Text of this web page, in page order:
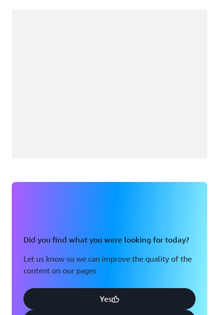
Did you find what you were looking for today?
Let us know so we can improve the quality of the
content on our pages
Yes